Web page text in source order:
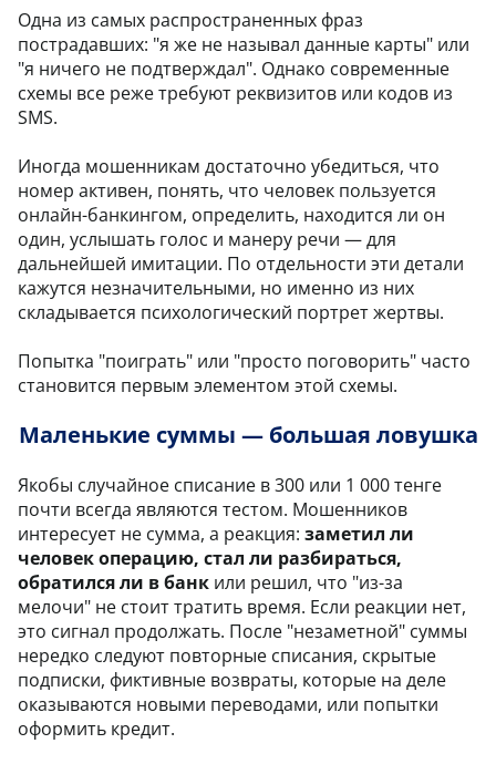
Одна из самых распространенных фраз
пострадавших: "я же не называл данные карты" или
"я ничего не подтверждал". Однако современные
схемы все реже требуют реквизитов или кодов из
SMS.
Иногда мошенникам достаточно убедиться, что
номер активен, понять, что человек пользуется
онлайн-банкингом, определить, находится ли он
один, услышать голос и манеру речи — для
дальнейшей имитации. По отдельности эти детали
кажутся незначительными, но именно из них
складывается психологический портрет жертвы.
Попытка "поиграть" или "просто поговорить" часто
становится первым элементом этой схемы.
Маленькие суммы — большая ловушка
Якобы случайное списание в 300 или 1 000 тенге
почти всегда являются тестом. Мошенников
интересует не сумма, а реакция: заметил ли
человек операцию, стал ли разбираться,
обратился ли в банк или решил, что "из-за
мелочи" не стоит тратить время. Если реакции нет,
это сигнал продолжать. После "незаметной" суммы
нередко следуют повторные списания, скрытые
подписки, фиктивные возвраты, которые на деле
оказываются новыми переводами, или попытки
оформить кредит.